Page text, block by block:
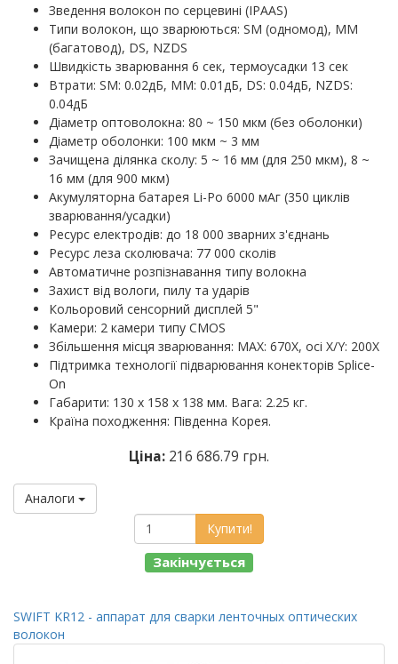
Зведення волокон по серцевині (IPAAS)
Типи волокон, що зварюються: SM (одномод), MM
(багатовод), DS, NZDS
Швидкість зварювання 6 сек, термоусадки 13 сек
Втрати: SM: 0.02дБ, MM: 0.01дБ, DS: 0.04дБ, NZDS:
0.04дБ
Діаметр оптоволокна: 80 ~ 150 мкм (без оболонки)
Діаметр оболонки: 100 мкм ~ 3 мм
Зачищена ділянка сколу: 5 ~ 16 мм (для 250 мкм), 8 ~
16 мм (для 900 мкм)
Акумуляторна батарея Li-Po 6000 мАг (350 циклів
зварювання/усадки)
Ресурс електродів: до 18 000 зварних з'єднань
Ресурс леза сколювача: 77 000 сколів
Автоматичне розпізнавання типу волокна
Захист від вологи, пилу та ударів
Кольоровий сенсорний дисплей 5"
Камери: 2 камери типу CMOS
Збільшення місця зварювання: MAX: 670X, осі X/Y: 200X
Підтримка технології підварювання конекторів Splice-
On
Габарити: 130 х 158 х 138 мм. Вага: 2.25 кг.
Країна походження: Південна Корея.
Ціна: 216 686.79 грн.
Аналоги
Купити!
Закінчується
SWIFT KR12 - аппарат для сварки ленточных оптических
волокон